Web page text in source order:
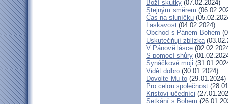
Boží skutky (07.02.2024)
Stejným směrem
Čas na sluníčku
Laskavost (04.02.2024)
Obchod s Pánem Bohem
Uskutečňují zblízka
V Pánově lásce
S pomocí shůry
Synáčkové moji
Vidět dobro (30.01.2024)
Dovolte Mu to (29.01.2024)
Pro celou společnost
Kristovi učedníci
Setkání s Bohem